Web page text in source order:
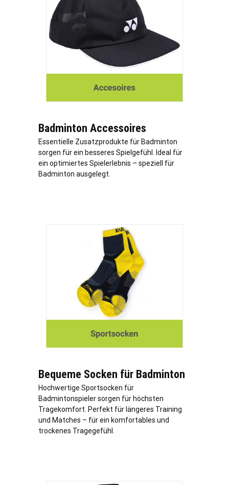
Badminton Accessoires
Essentielle Zusatzprodukte für Badminton
sorgen für ein besseres Spielgefühl. Ideal für
ein optimiertes Spielerlebnis – speziell für
Badminton ausgelegt.
Bequeme Socken für Badminton
Hochwertige Sportsocken für
Badmintonspieler sorgen für höchsten
Tragekomfort. Perfekt für längeres Training
und Matches – für ein komfortables und
trockenes Tragegefühl.